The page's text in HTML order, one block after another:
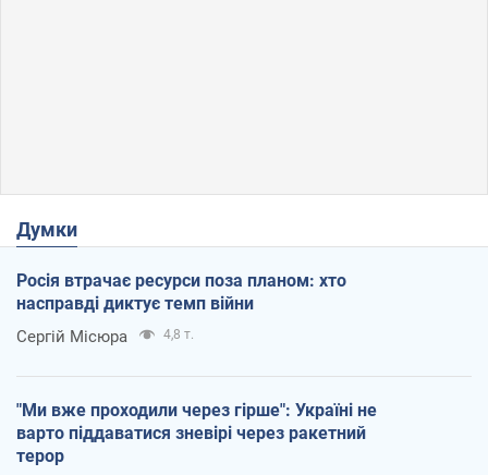
Думки
Росія втрачає ресурси поза планом: хто
насправді диктує темп війни
Сергій Місюра 4,8 т.
"Ми вже проходили через гірше": Україні не
варто піддаватися зневірі через ракетний
терор